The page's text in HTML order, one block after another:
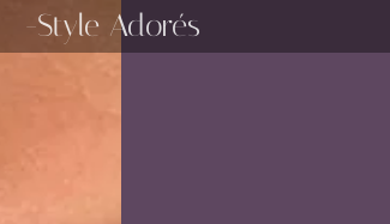
-Style Adorés